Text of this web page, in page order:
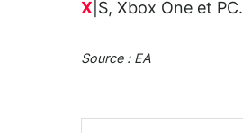
X |S, Xbox One et PC.
Source : EA